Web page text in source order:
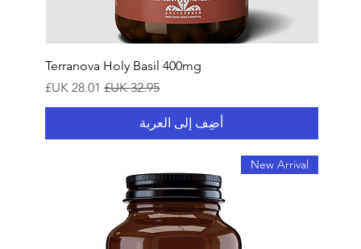
Terranova Holy Basil 400mg
سعر عادي سعر البيع
أضِف إلى العربة
New Arrival